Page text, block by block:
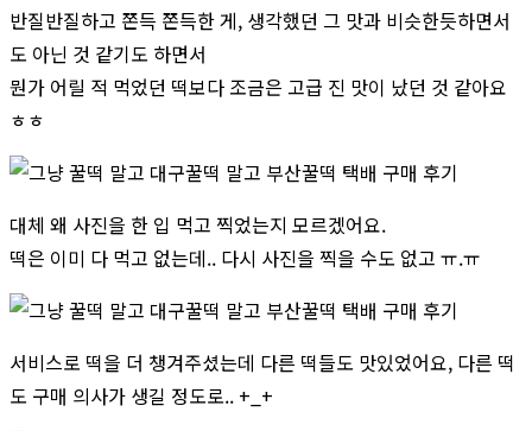
반질반질하고 쫀득 쫀득한 게, 생각했던 그 맛과 비슷한듯하면서
도 아닌 것 같기도 하면서
뭔가 어릴 적 먹었던 떡보다 조금은 고급 진 맛이 났던 것 같아요
ㅎㅎ
대체 왜 사진을 한 입 먹고 찍었는지 모르겠어요.
떡은 이미 다 먹고 없는데.. 다시 사진을 찍을 수도 없고 ㅠ.ㅠ
서비스로 떡을 더 챙겨주셨는데 다른 떡들도 맛있었어요, 다른 떡
도 구매 의사가 생길 정도로.. +_+